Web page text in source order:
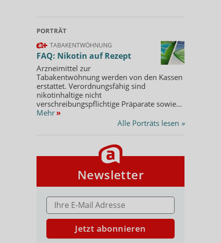
PORTRÄT
TABAKENTWÖHNUNG
FAQ: Nikotin auf Rezept
Arzneimittel zur
Tabakentwöhnung werden von den Kassen
erstattet. Verordnungsfähig sind
nikotinhaltige nicht
verschreibungspflichtige Präparate sowie...
Mehr »
Alle Porträts lesen »
Newsletter
E-MAIL ADRESSE
Jetzt abonnieren